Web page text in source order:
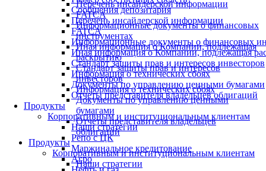
Сообщения депозитария
Перечень инсайдерской информации
FATCA
Информационные документы о финансовых
Иная информация о Компании, подлежащая
Стандарт защиты прав и интересов инвесторов
Информация о технических сбоях
Документы по управлению ценными бумагами
Отчеты представителя владельцев облигаций
Продукты
Корпоративным и институциональным клиентам
Наши стратегии
Репо с ЦК
Маржинальное кредитование
Агро
Перечень инсайдерской информации
FATCA
Информационные документы о финансовых
инструментах
Иная информация о Компании, подлежащая
раскрытию
Стандарт защиты прав и интересов
инвесторов
Информация о технических сбоях
Документы по управлению ценными
бумагами
Отчеты представителя владельцев
облигаций
Продукты
Корпоративным и институциональным клиентам
Наши стратегии